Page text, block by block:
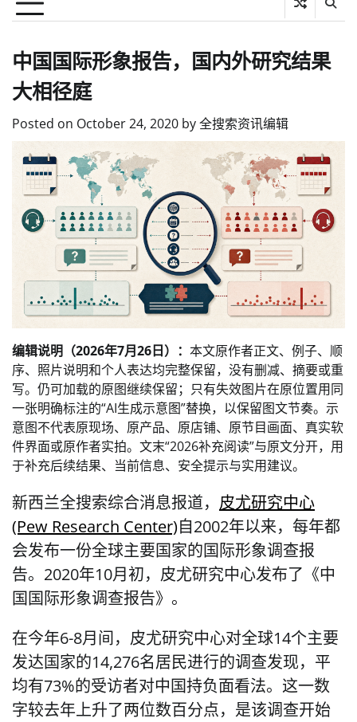
中国国际形象报告，国内外研究结果
大相径庭
Posted on October 24, 2020 by全搜索资讯编辑
编辑说明（2026年7月26日）： 本文原作者正文、例子、顺
序、照片说明和个人表达均完整保留，没有删减、摘要或重
写。仍可加载的原图继续保留；只有失效图片在原位置用同
一张明确标注的“AI生成示意图”替换，以保留图文节奏。示
意图不代表原现场、原产品、原店铺、原节目画面、真实软
件界面或原作者实拍。文末“2026补充阅读”与原文分开，用
于补充后续结果、当前信息、安全提示与实用建议。
新西兰全搜索综合消息报道， 皮尤研究中心
(Pew Research Center)自2002年以来，每年都
会发布一份全球主要国家的国际形象调查报
告。2020年10月初，皮尤研究中心发布了《中
国国际形象调查报告》。
在今年6-8月间，皮尤研究中心对全球14个主要
发达国家的14,276名居民进行的调查发现，平
均有73%的受访者对中国持负面看法。这一数
字较去年上升了两位数百分点，是该调查开始